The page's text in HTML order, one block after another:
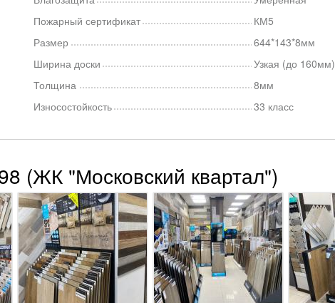
Пожарный сертификат
КМ5
Размер
644*143*8мм
Ширина доски
Узкая (до 160мм)
Толщина
8мм
Износостойкость
33 класс
(ЖК "Московский квартал")